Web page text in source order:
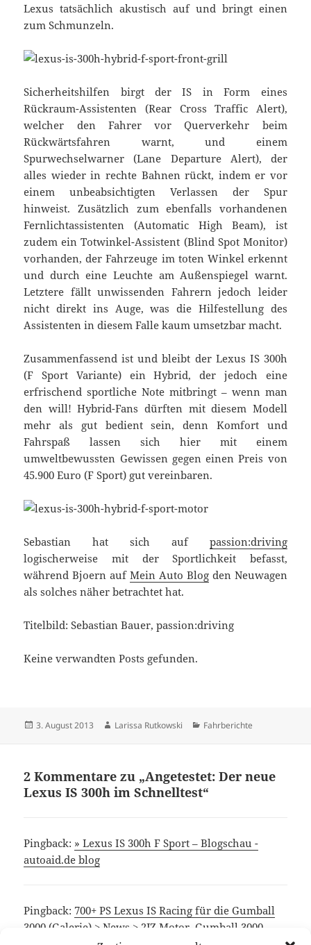
Lexus tatsächlich akustisch auf und bringt einen
zum Schmunzeln.
Sicherheitshilfen birgt der IS in Form eines
Rückraum-Assistenten (Rear Cross Traffic Alert),
welcher den Fahrer vor Querverkehr beim
Rückwärtsfahren warnt, und einem
Spurwechselwarner (Lane Departure Alert), der
alles wieder in rechte Bahnen rückt, indem er vor
einem unbeabsichtigten Verlassen der Spur
hinweist. Zusätzlich zum ebenfalls vorhandenen
Fernlichtassistenten (Automatic High Beam), ist
zudem ein Totwinkel-Assistent (Blind Spot Monitor)
vorhanden, der Fahrzeuge im toten Winkel erkennt
und durch eine Leuchte am Außenspiegel warnt.
Letztere fällt unwissenden Fahrern jedoch leider
nicht direkt ins Auge, was die Hilfestellung des
Assistenten in diesem Falle kaum umsetzbar macht.
Zusammenfassend ist und bleibt der Lexus IS 300h
(F Sport Variante) ein Hybrid, der jedoch eine
erfrischend sportliche Note mitbringt – wenn man
den will! Hybrid-Fans dürften mit diesem Modell
mehr als gut bedient sein, denn Komfort und
Fahrspaß lassen sich hier mit einem
umweltbewussten Gewissen gegen einen Preis von
45.900 Euro (F Sport) gut vereinbaren.
Sebastian hat sich auf passion:driving
logischerweise mit der Sportlichkeit befasst,
während Bjoern aufMein Auto Blogden Neuwagen
als solches näher betrachtet hat.
Titelbild: Sebastian Bauer, passion:driving
Keine verwandten Posts gefunden.
Veröffentlicht
3. August 2013 Autor
Larissa Rutkowski Kategorien
Fahrberichte
2 Kommentare zu „Angetestet: Der neue
Lexus IS 300h im Schnelltest“
Pingback: » Lexus IS 300h F Sport – Blogschau -
autoaid.de blog
Pingback: 700+ PS Lexus IS Racing für die Gumball
3000 (Galerie) > News > 2JZ Motor, Gumball 3000,